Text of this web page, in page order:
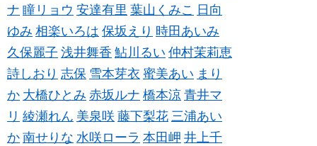
ナ 瞳リョウ 安達有里 葉山くみこ 日向
ゆみ 相楽いろは 保坂えり 時田あいみ
久保麗子 浅井舞香 鮎川るい 仲村茉莉恵
詩しおり 志保 雪本芽衣 蜜美あい まり
か 大橋ひとみ 赤坂ルナ 橋本涼 青井マ
リ 綾瀬れん 美泉咲 藤下梨花 三浦あい
か 南せりな 水咲ローラ 本田岬 井上千